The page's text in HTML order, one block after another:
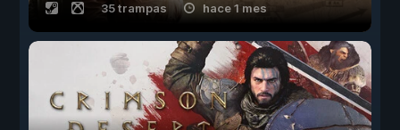
35 trampas hace 1 mes